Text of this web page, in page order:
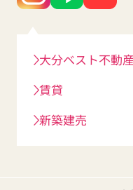
大分ベスト不動
賃貸
新築建売